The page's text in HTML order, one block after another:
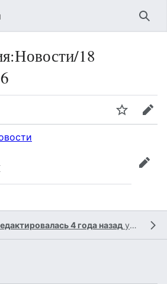
:Новости/18
4 года назад участником